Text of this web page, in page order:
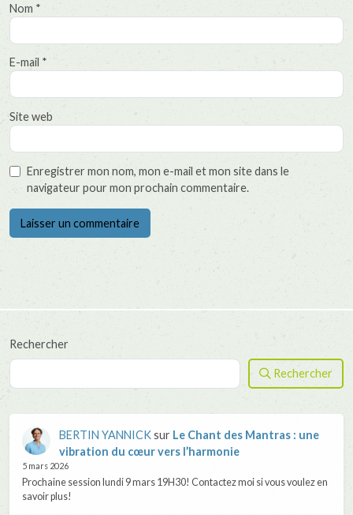
Nom *
E-mail *
Site web
Enregistrer mon nom, mon e-mail et mon site dans le
navigateur pour mon prochain commentaire.
Rechercher
Rechercher
BERTIN YANNICKsur Le Chant des Mantras : une
vibration du cœur vers l’harmonie
5 mars 2026
Prochaine session lundi 9 mars 19H30! Contactez moi si vous voulez en
savoir plus!